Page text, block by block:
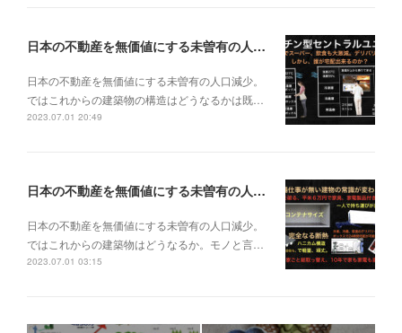
日本の不動産を無価値にする未曽有の人口減少。ではこれからの建築物の構造はどうなるかは既に解説した。今はその内部の内容。その1
日本の不動産を無価値にする未曽有の人口減少。
ではこれからの建築物の構造はどうなるかは既…
2023.07.01 20:49
日本の不動産を無価値にする未曽有の人口減少。ではこれからの建築物はどうなるか。
日本の不動産を無価値にする未曽有の人口減少。
ではこれからの建築物はどうなるか。モノと言…
2023.07.01 03:15